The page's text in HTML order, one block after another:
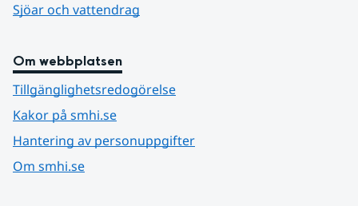
Sjöar och vattendrag
Om webbplatsen
Tillgänglighetsredogörelse
Kakor på smhi.se
Hantering av personuppgifter
Om smhi.se